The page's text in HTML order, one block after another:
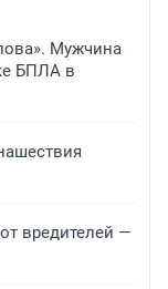
Мужчина
БПЛА в
вредителей —